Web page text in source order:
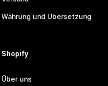
Währung und Übersetzung
Shopify
Über uns